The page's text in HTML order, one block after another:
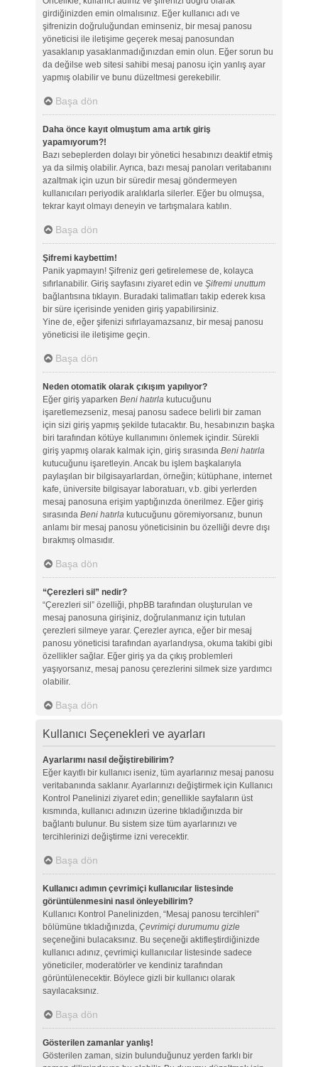
girdiğinizden emin olmalısınız. Eğer kullanıcı adı ve
şifrenizin doğruluğundan eminseniz, bir mesaj panosu
yöneticisi ile iletişime geçerek mesaj panosundan
yasaklanıp yasaklanmadığınızdan emin olun. Eğer sorun bu
da değilse web sitesi sahibi mesaj panosu için yanlış ayar
yapmış olabilir ve bunu düzeltmesi gerekebilir.
Başa dön
Daha önce kayıt olmuştum ama artık giriş
yapamıyorum?!
Bazı sebeplerden dolayı bir yönetici hesabınızı deaktif etmiş
ya da silmiş olabilir. Ayrıca, bazı mesaj panoları veritabanını
azaltmak için uzun bir süredir mesaj göndermeyen
kullanıcıları periyodik aralıklarla silerler. Eğer bu olmuşsa,
tekrar kayıt olmayı deneyin ve tartışmalara katılın.
Başa dön
Şifremi kaybettim!
Panik yapmayın! Şifreniz geri getirelemese de, kolayca
sıfırlanabilir. Giriş sayfasını ziyaret edin ve Şifremi unuttum
bağlantısına tıklayın. Buradaki talimatları takip ederek kısa
bir süre içerisinde yeniden giriş yapabilirsiniz.
Yine de, eğer şifenizi sıfırlayamazsanız, bir mesaj panosu
yöneticisi ile iletişime geçin.
Başa dön
Neden otomatik olarak çıkışım yapılıyor?
Eğer giriş yaparken Beni hatırlakutucuğunu
işaretlemezseniz, mesaj panosu sadece belirli bir zaman
için sizi giriş yapmış şekilde tutacaktır. Bu, hesabınızın başka
biri tarafından kötüye kullanımını önlemek içindir. Sürekli
giriş yapmış olarak kalmak için, giriş sırasında Beni hatırla
kutucuğunu işaretleyin. Ancak bu işlem başkalarıyla
paylaşılan bir bilgisayarlardan, örneğin; kütüphane, internet
kafe, üniversite bilgisayar laboratuarı, v.b. gibi yerlerden
mesaj panosuna erişim yaptığınızda önerilmez. Eğer giriş
sırasında Beni hatırlakutucuğunu göremiyorsanız, bunun
anlamı bir mesaj panosu yöneticisinin bu özelliği devre dışı
bırakmış olmasıdır.
Başa dön
“Çerezleri sil” nedir?
“Çerezleri sil” özelliği, phpBB tarafından oluşturulan ve
mesaj panosuna girişiniz, doğrulanmanız için tutulan
çerezleri silmeye yarar. Çerezler ayrıca, eğer bir mesaj
panosu yöneticisi tarafından ayarlandıysa, okuma takibi gibi
özellikler sağlar. Eğer giriş ya da çıkış problemleri
yaşıyorsanız, mesaj panosu çerezlerini silmek size yardımcı
olabilir.
Başa dön
Kullanıcı Seçenekleri ve ayarları
Ayarlarımı nasıl değiştirebilirim?
Eğer kayıtlı bir kullanıcı iseniz, tüm ayarlarınız mesaj panosu
veritabanında saklanır. Ayarlarınızı değiştirmek için Kullanıcı
Kontrol Panelinizi ziyaret edin; genellikle sayfaların üst
kısmında, kullanıcı adınızın üzerine tıkladığınızda bir
bağlantı bulunur. Bu sistem size tüm ayarlarınızı ve
tercihlerinizi değiştirme izni verecektir.
Başa dön
Kullanıcı adımın çevrimiçi kullanıcılar listesinde
görüntülenmesini nasıl önleyebilirim?
Kullanıcı Kontrol Panelinizden, “Mesaj panosu tercihleri”
bölümüne tıkladığınızda, Çevrimiçi durumumu gizle
seçeneğini bulacaksınız. Bu seçeneği aktifleştirdiğinizde
kullanıcı adınız, çevrimiçi kullanıcılar listesinde sadece
yöneticiler, moderatörler ve kendiniz tarafından
görüntülenecektir. Böylece gizli bir kullanıcı olarak
sayılacaksınız.
Başa dön
Gösterilen zamanlar yanlış!
Gösterilen zaman, sizin bulunduğunuz yerden farklı bir